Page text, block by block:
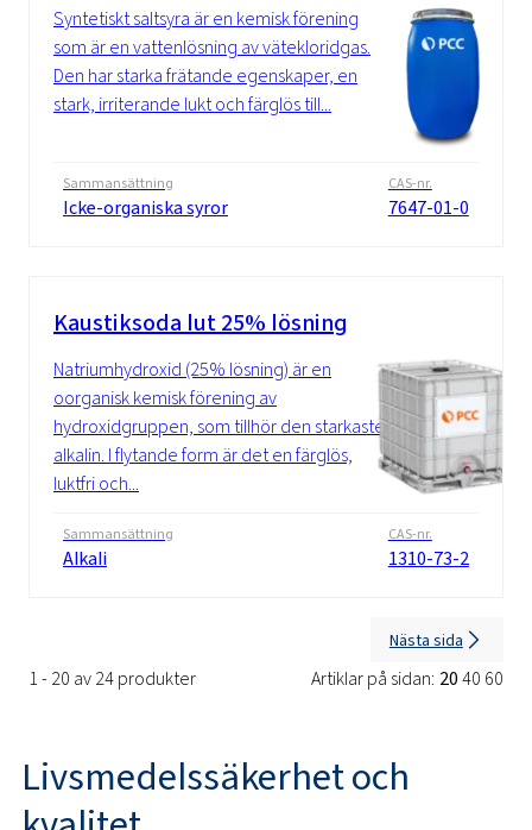
Syntetiskt saltsyra är en kemisk förening
som är en vattenlösning av vätekloridgas.
Den har starka frätande egenskaper, en
stark, irriterande lukt och färglös till...
Sammansättning
Icke-organiska syror
CAS-nr.
7647-01-0
Kaustiksoda lut 25% lösning
Natriumhydroxid (25% lösning) är en
oorganisk kemisk förening av
hydroxidgruppen, som tillhör den starkaste
alkalin. I flytande form är det en färglös,
luktfri och...
Sammansättning
Alkali
CAS-nr.
1310-73-2
1 - 20 av 24 produkter Artiklar på sidan: 2040 60
Nästa sida
Livsmedelssäkerhet och